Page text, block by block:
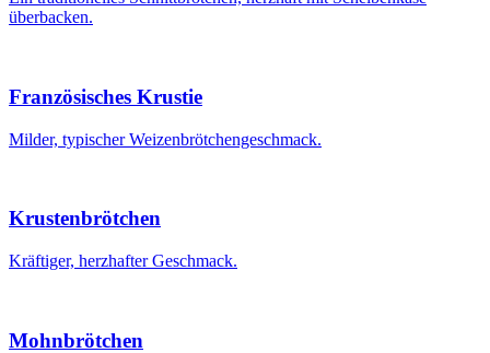
überbacken.
Französisches Krustie
Milder, typischer Weizenbrötchengeschmack.
Krustenbrötchen
Kräftiger, herzhafter Geschmack.
Mohnbrötchen